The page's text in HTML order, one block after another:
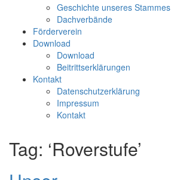
Geschichte unseres Stammes
Dachverbände
Förderverein
Download
Download
Beitrittserklärungen
Kontakt
Datenschutzerklärung
Impressum
Kontakt
Tag: ‘Roverstufe’